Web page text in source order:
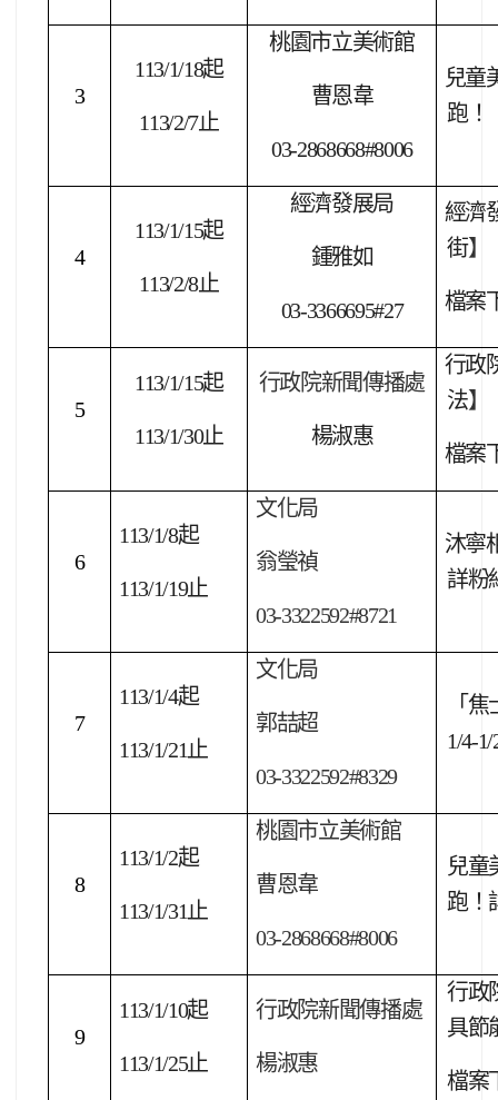
3
113/1/18起
113/2/7止
桃園市立美術館
曹恩韋
03-2868668#8006
兒童
跑！
4
113/1/15起
113/2/8止
經濟發展局
鍾雅如
03-3366695#27
經濟
街】
檔案
5
113/1/15起
113/1/30止
行政院新聞傳播處
楊淑惠
行政
法】
檔案
6
113/1/8起
113/1/19止
文化局
翁瑩禎
03-3322592#8721
沐寧
詳粉
7
113/1/4起
113/1/21止
文化局
郭喆超
03-3322592#8329
「
1/4-
8
113/1/2起
113/1/31止
桃園市立美術館
曹恩韋
03-2868668#8006
兒童
跑！
9
113/1/10起
113/1/25止
行政院新聞傳播處
楊淑惠
行政
具節
檔案